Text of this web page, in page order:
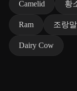
Camelid 황
Ram 조랑말
Dairy Cow